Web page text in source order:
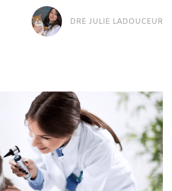
DRE JULIE LADOUCEUR